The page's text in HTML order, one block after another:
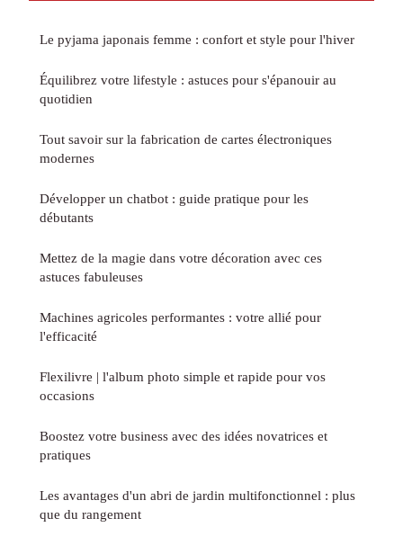
Le pyjama japonais femme : confort et style pour l'hiver
Équilibrez votre lifestyle : astuces pour s'épanouir au
quotidien
Tout savoir sur la fabrication de cartes électroniques
modernes
Développer un chatbot : guide pratique pour les
débutants
Mettez de la magie dans votre décoration avec ces
astuces fabuleuses
Machines agricoles performantes : votre allié pour
l'efficacité
Flexilivre | l'album photo simple et rapide pour vos
occasions
Boostez votre business avec des idées novatrices et
pratiques
Les avantages d'un abri de jardin multifonctionnel : plus
que du rangement